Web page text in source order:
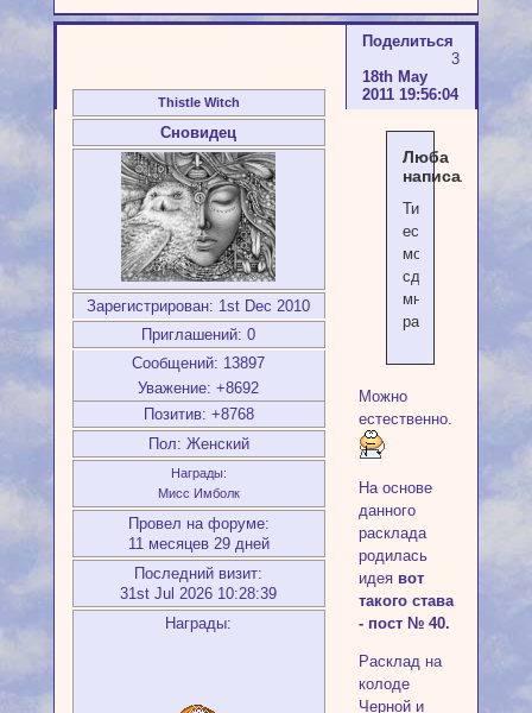
Поделиться
3
18th May
2011 19:56:04
Thistle Witch
Сновидец
Зарегистрирован: 1st Dec 2010
Приглашений: 0
Сообщений: 13897
Уважение: +8692
Позитив: +8768
Пол: Женский
Награды:
Мисс Имболк
Провел на форуме:
11 месяцев 29 дней
Последний визит:
31st Jul 2026 10:28:39
Награды:
Люба
написал(а):
Тис
если
можно
сдела
мне
раскладик.
Можно
естественно.
На основе
данного
расклада
родилась
идея вот
такого става
- пост № 40.
Расклад на
колоде
Черной и